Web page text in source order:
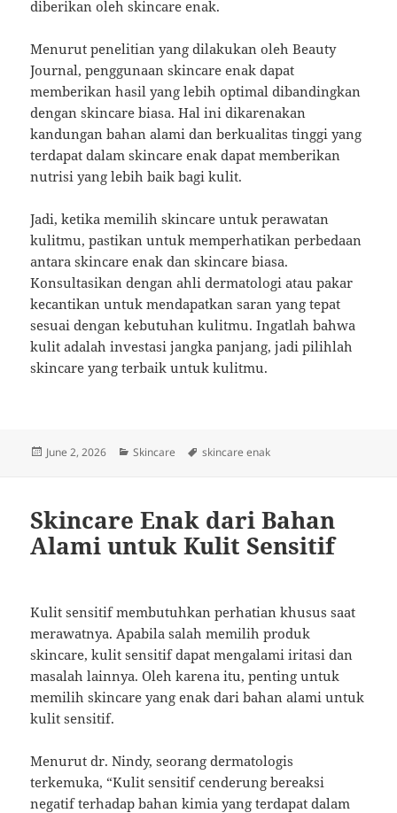
diberikan oleh skincare enak.
Menurut penelitian yang dilakukan oleh Beauty
Journal, penggunaan skincare enak dapat
memberikan hasil yang lebih optimal dibandingkan
dengan skincare biasa. Hal ini dikarenakan
kandungan bahan alami dan berkualitas tinggi yang
terdapat dalam skincare enak dapat memberikan
nutrisi yang lebih baik bagi kulit.
Jadi, ketika memilih skincare untuk perawatan
kulitmu, pastikan untuk memperhatikan perbedaan
antara skincare enak dan skincare biasa.
Konsultasikan dengan ahli dermatologi atau pakar
kecantikan untuk mendapatkan saran yang tepat
sesuai dengan kebutuhan kulitmu. Ingatlah bahwa
kulit adalah investasi jangka panjang, jadi pilihlah
skincare yang terbaik untuk kulitmu.
Posted
June 2, 2026 Categories
Skincare Tags
skincare enak
Skincare Enak dari Bahan
Alami untuk Kulit Sensitif
Kulit sensitif membutuhkan perhatian khusus saat
merawatnya. Apabila salah memilih produk
skincare, kulit sensitif dapat mengalami iritasi dan
masalah lainnya. Oleh karena itu, penting untuk
memilih skincare yang enak dari bahan alami untuk
kulit sensitif.
Menurut dr. Nindy, seorang dermatologis
terkemuka, “Kulit sensitif cenderung bereaksi
negatif terhadap bahan kimia yang terdapat dalam